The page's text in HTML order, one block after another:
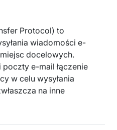
Protocol) to
wiadomości e-
docelowych.
e-mail łączenie
w celu wysyłania
na inne